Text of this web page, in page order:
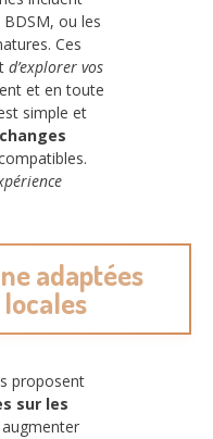
ou les
Ces
d’explorer vos
et en toute
simple et
adaptées
proposent
sur les